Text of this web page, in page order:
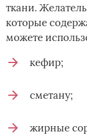
ткани.
которые
можете
кефир;
сметану;
жирные